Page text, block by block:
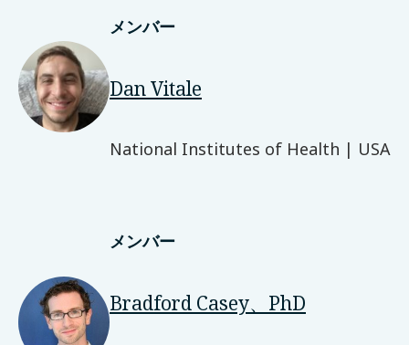
メンバー
Dan Vitale
National Institutes of Health | USA
メンバー
Bradford Casey、PhD